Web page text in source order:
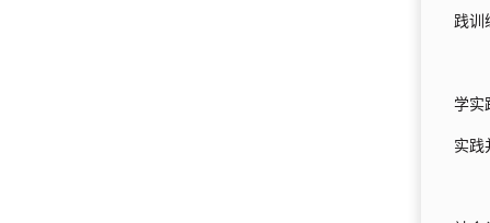
践训
学实
实践